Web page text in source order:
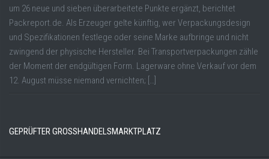
um 26 neue und sieben überarbeitete Punkte ergänzt, berichtet
Packreport.de. Als Erzeuger gelte künftig, wer Verpackungsdesign
und Spezifikationen festlege oder seine Marke aufbringe und nicht
zwingend der physische Hersteller. Bei Transportverpackungen zähle
der Moment der endgültigen Form. Lagerware ohne Verkauf vor dem
12. August müsse niemand vernichten; […]
GEPRÜFTER GROSSHANDELSMARKTPLATZ